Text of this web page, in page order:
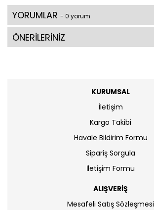
YORUMLAR - 0 yorum
ÖNERİLERİNİZ
KURUMSAL
İletişim
Kargo Takibi
Havale Bildirim Formu
Sipariş Sorgula
İletişim Formu
ALIŞVERİŞ
Mesafeli Satış Sözleşmesi